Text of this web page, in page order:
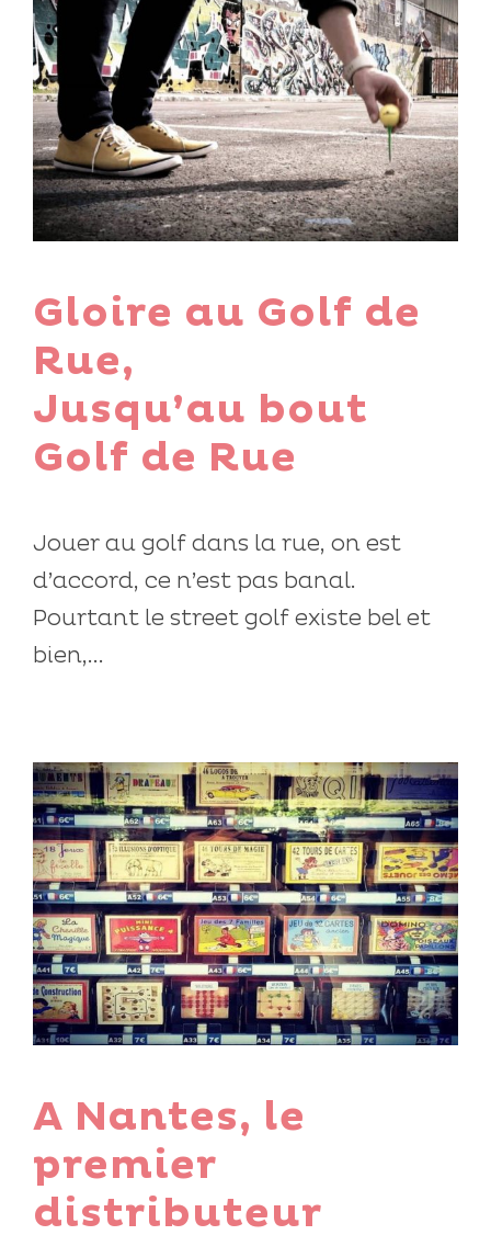
Gloire au Golf de
Rue,
Jusqu’au bout
Golf de Rue
Jouer au golf dans la rue, on est
d’accord, ce n’est pas banal.
Pourtant le street golf existe bel et
bien,...
A Nantes, le
premier
distributeur